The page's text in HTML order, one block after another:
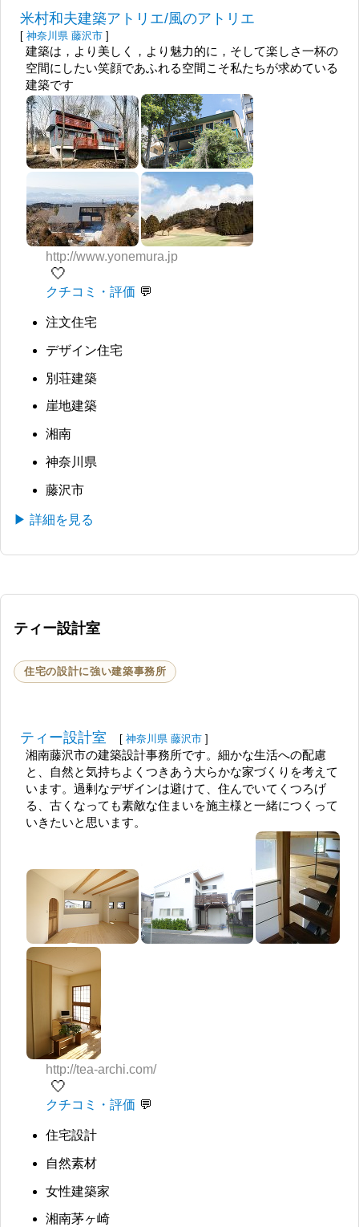
米村和夫建築アトリエ/風のアトリエ
[ 神奈川県 藤沢市 ]
建築は，より美しく，より魅力的に，そして楽しさ一杯の
空間にしたい笑顔であふれる空間こそ私たちが求めている
建築です
http://www.yonemura.jp
🤍
クチコミ・評価
注文住宅
デザイン住宅
別荘建築
崖地建築
湘南
神奈川県
藤沢市
▶ 詳細を見る
ティー設計室
住宅の設計に強い建築事務所
ティー設計室 [ 神奈川県 藤沢市 ]
湘南藤沢市の建築設計事務所です。細かな生活への配慮
と、自然と気持ちよくつきあう大らかな家づくりを考えて
います。過剰なデザインは避けて、住んでいてくつろげ
る、古くなっても素敵な住まいを施主様と一緒につくって
いきたいと思います。
http://tea-archi.com/
🤍
クチコミ・評価
住宅設計
自然素材
女性建築家
湘南茅ヶ崎